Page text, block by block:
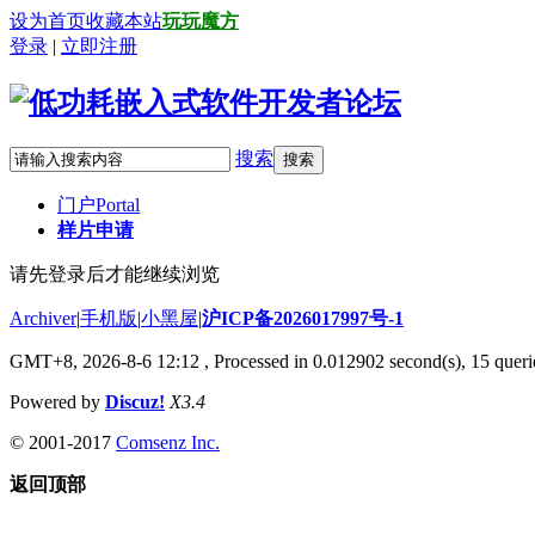
设为首页收藏本站玩玩魔方
登录 | 立即注册
搜索 搜索
门户Portal
样片申请
请先登录后才能继续浏览
Archiver|手机版|小黑屋|沪ICP备2026017997号-1
GMT+8, 2026-8-6 12:12 , Processed in 0.012902 second(s), 15
Powered by Discuz! X3.4
© 2001-2017 Comsenz Inc.
返回顶部